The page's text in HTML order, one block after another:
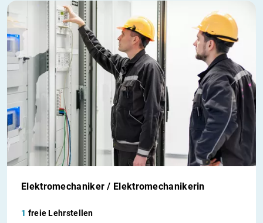
Elektromechaniker / Elektromechanikerin
1 freie Lehrstellen